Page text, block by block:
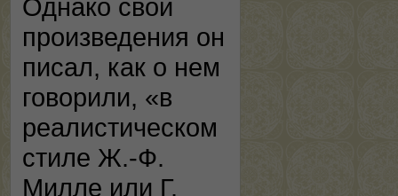
Однако свои
произведения он
писал, как о нем
говорили, «в
реалистическом
стиле Ж.-Ф.
Милле или Г.